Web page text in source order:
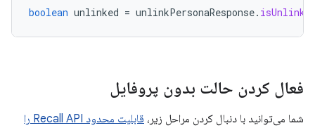
boolean unlinked = unlinkPersonaResponse.
فعال کردن حالت بدون پروفایل
شما می‌توانید با دنبال کردن مراحل زیر، قابلیت محدود Recall API را